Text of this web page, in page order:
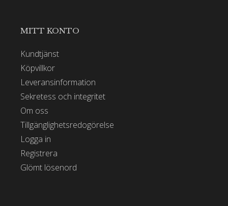
MITT KONTO
Kundtjänst
Köpvillkor
Leveransinformation
Sekretess och integritet
Om oss
Tillgänglighetsredogörelse
Logga in
Registrera
Glömt lösenord